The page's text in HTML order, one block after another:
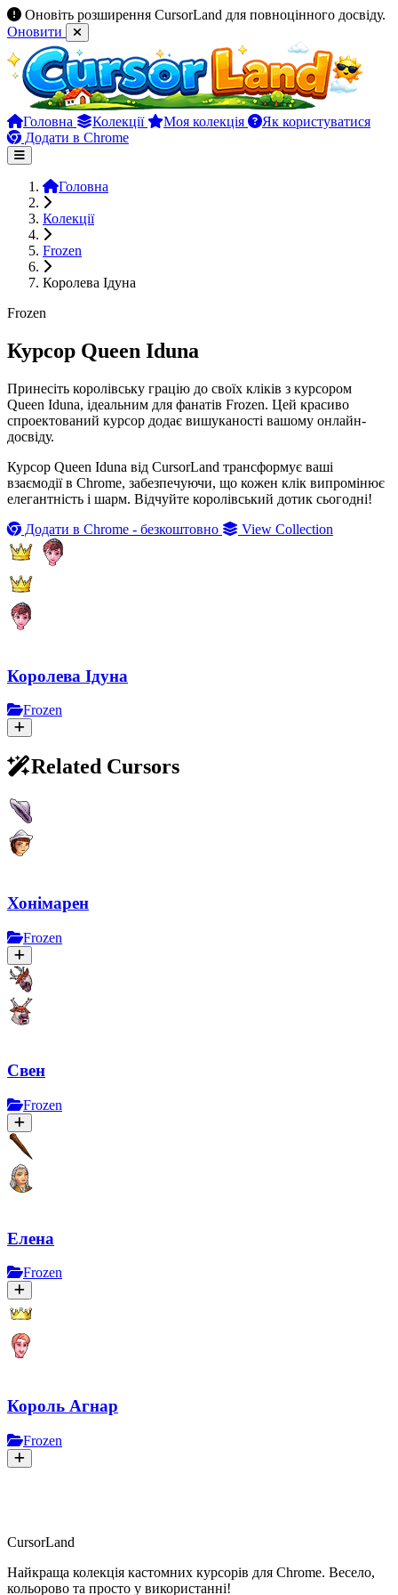
Оновіть розширення CursorLand для повноцінного досвіду.
Оновити
Головна Колекції Моя колекція
Як користуватися
Додати в Chrome
Головна
Колекції
Frozen
Королева Ідуна
Frozen
Курсор Queen Iduna
Принесіть королівську грацію до своїх кліків з курсором
Queen Iduna, ідеальним для фанатів Frozen. Цей красиво
спроектований курсор додає вишуканості вашому онлайн-
досвіду.
Курсор Queen Iduna від CursorLand трансформує ваші
взаємодії в Chrome, забезпечуючи, що кожен клік випромінює
елегантність і шарм. Відчуйте королівський дотик сьогодні!
Додати в Chrome - безкоштовно
View Collection
Королева Ідуна
Frozen
Related Cursors
Хонімарен
Frozen
Свен
Frozen
Елена
Frozen
Король Агнар
Frozen
CursorLand
Найкраща колекція кастомних курсорів для Chrome. Весело,
кольорово та просто у використанні!